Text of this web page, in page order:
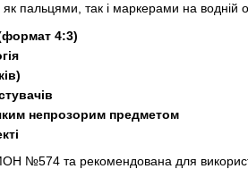
пальцями, так і маркерами на водній
4:3)
непрозорим предметом
№574 та рекомендована для